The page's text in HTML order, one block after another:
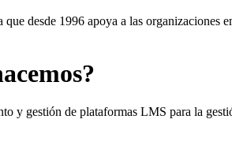
que desde 1996 apoya a las
y gestión de plataformas LMS para la